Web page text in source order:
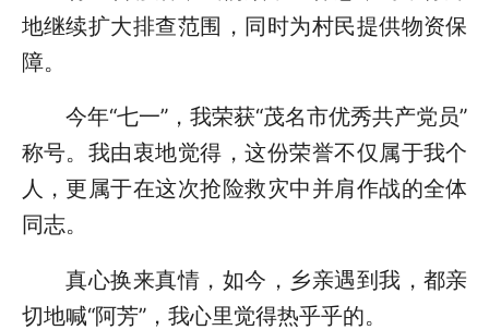
地继续扩大排查范围，同时为村民提供物资保
障。
今年“七一”，我荣获“茂名市优秀共产党员”
称号。我由衷地觉得，这份荣誉不仅属于我个
人，更属于在这次抢险救灾中并肩作战的全体
同志。
真心换来真情，如今，乡亲遇到我，都亲
切地喊“阿芳”，我心里觉得热乎乎的。